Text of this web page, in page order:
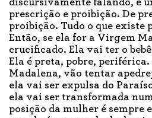
discursivamente falando, é
prescrição e proibição. De
proibição. Tudo o que existe
Então, se ela for a Virgem
crucificado. Ela vai ter o
Ela é preta, pobre,
Madalena, vão tentar
ela vai ser expulsa do
ela vai ser transformada
posição da mulher é sempre